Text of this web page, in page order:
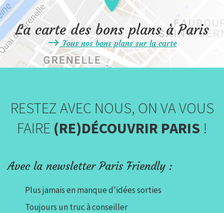
La carte des bons plans à Paris
Tous nos bons plans sur la carte
RESTEZ AVEC NOUS, ON VA VOUS
FAIRE (RE)DÉCOUVRIR PARIS !
Avec la newsletter Paris Friendly :
Plus jamais en manque d'idées sorties
Toujours un truc à conseiller